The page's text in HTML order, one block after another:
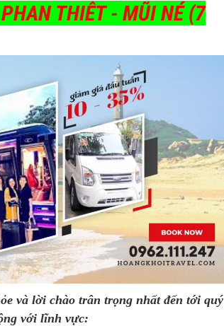
THIÊT - MŨI NÉ (7
và lời chào trân trọng nhất đến tới quý
với lĩnh vực: